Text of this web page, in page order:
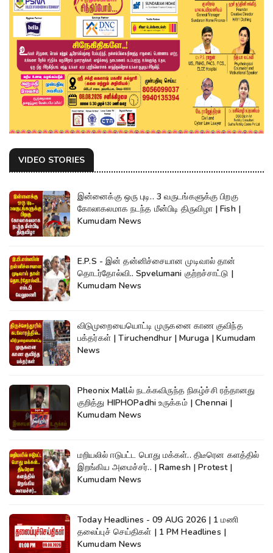
VIDEO STORIES
இன்னைக்கு ஒரு புடி.. 3 வருடங்களுக்கு பிறகு
கோலாகலமாக நடந்த மீன்பிடி திருவிழா | Fish |
Kumudam News
E.P.S - இன் தன்னிச்சையான முடிவால் தான்
தொடர்தோல்வி.. Spvelumani குற்றச்சாட்டு |
Kumudam News
விடுமுறையையொட்டி முருகனை காண குவிந்த
பக்தர்கள் | Tiruchendhur | Muruga | Kumudam
News
Pheonix Mallல் நடக்கவிருந்த நிகழ்ச்சி ரத்தானது
குறித்து HIPHOPadhi உருக்கம் | Chennai |
Kumudam News
மறியலில் ஈடுபட்ட பொது மக்கள்.. திடீரென களத்தில்
இறங்கிய அமைச்சர்.. | Ramesh | Protest |
Kumudam News
Today Headlines - 09 AUG 2026 | 1 மணி
தலைப்புச் செய்திகள் | 1 PM Headlines |
Kumudam News